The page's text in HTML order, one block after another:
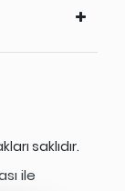
saklıdır.
ile